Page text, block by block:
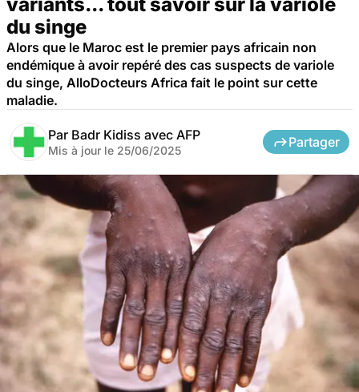
du singe
Alors que le Maroc est le premier pays africain non
endémique à avoir repéré des cas suspects de variole
du singe, AlloDocteurs Africa fait le point sur cette
maladie.
Par Badr Kidiss avec AFP
Mis à jour le 25/06/2025
Partager